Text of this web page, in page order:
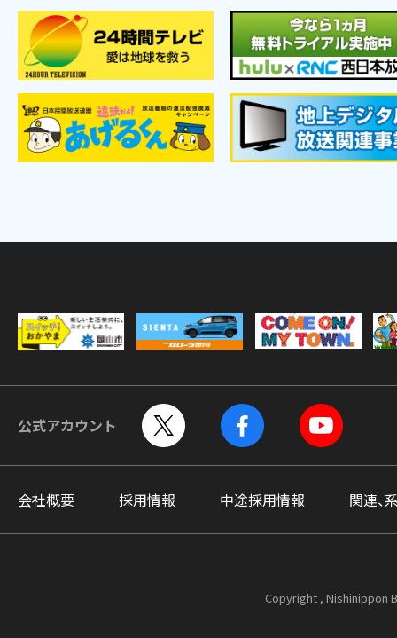
公式アカウント
会社概要 採用情報 中途採用情報 関連、
Copyright , Nishinippon